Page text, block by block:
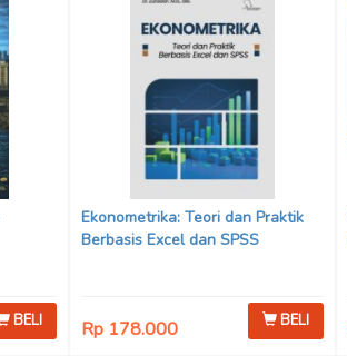
BELI
Ekonometrika: Teori dan Praktik
Berbasis Excel dan SPSS
Rp 178.000 BELI